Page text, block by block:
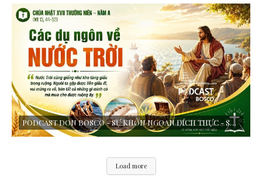
PODCAST DON BOSCO - SỰ KHÔN NGOAN ĐÍCH THỰC - SUY NIỆM LỜI CHÚA - CHÚA NHẬT XVII TN - NAM A
Load more